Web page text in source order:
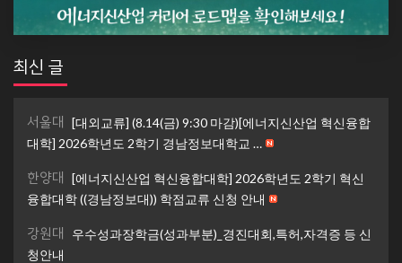
최신 글
서울대 [대외교류] (8.14(금) 9:30 마감)[에너지신산업 혁신융합
대학] 2026학년도 2학기 경남정보대학교 …
한양대 [에너지신산업 혁신융합대학] 2026학년도 2학기 혁신
융합대학 ((경남정보대)) 학점교류 신청 안내
강원대
우수성과장학금(성과부분)_경진대회,특허,자격증 등 신
청안내